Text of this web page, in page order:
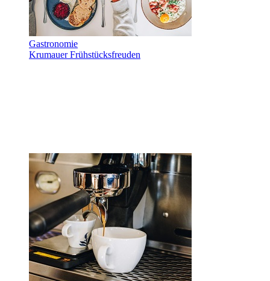
Gastronomie
Krumauer Frühstücksfreuden